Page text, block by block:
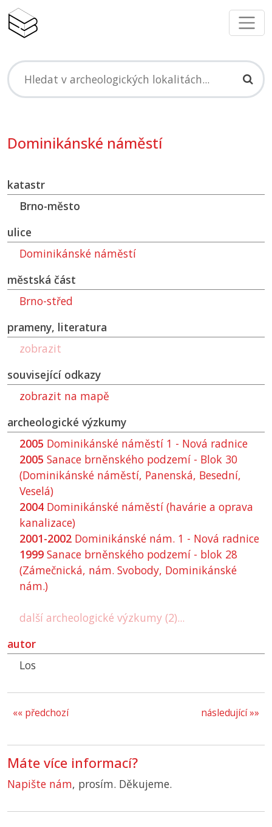
Dominikánské náměstí
katastr
Brno-město
ulice
Dominikánské náměstí
městská část
Brno-střed
prameny, literatura
zobrazit
související odkazy
zobrazit na mapě
archeologické výzkumy
2005 Dominikánské náměstí 1 - Nová radnice
2005 Sanace brněnského podzemí - Blok 30
(Dominikánské náměstí, Panenská, Besední,
Veselá)
2004 Dominikánské náměstí (havárie a oprava
kanalizace)
2001-2002 Dominikánské nám. 1 - Nová radnice
1999 Sanace brněnského podzemí - blok 28
(Zámečnická, nám. Svobody, Dominikánské
nám.)
další archeologické výzkumy (2)...
autor
Los
následující »»
«« předchozí
Máte více informací?
Napište nám, prosím. Děkujeme.